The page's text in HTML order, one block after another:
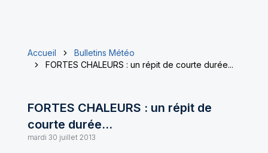
Accueil
Bulletins Météo
FORTES CHALEURS : un répit de courte durée...
FORTES CHALEURS : un répit de
courte durée...
mardi 30 juillet 2013